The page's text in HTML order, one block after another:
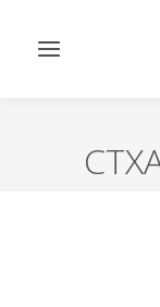
Afficher/masquer